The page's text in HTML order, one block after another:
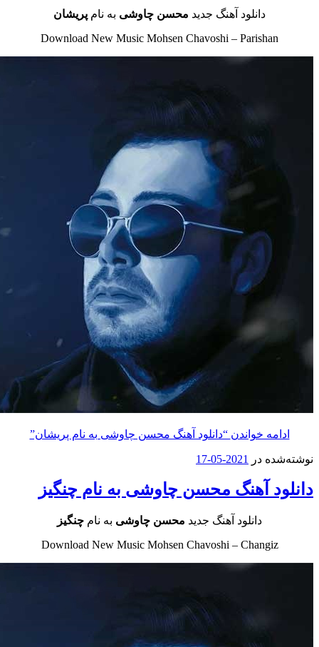
دانلود آهنگ جدیدمحسن چاوشیبه نامپریشان
Download New Music Mohsen Chavoshi –
خواندن“دانلود آهنگ محسن چاوشی به نام پریشان”
در 2021-05-17
آهنگ محسن چاوشی به نام چنگیز
دانلود آهنگ جدیدمحسن چاوشیبه نامچنگیز
Download New Music Mohsen Chavoshi –